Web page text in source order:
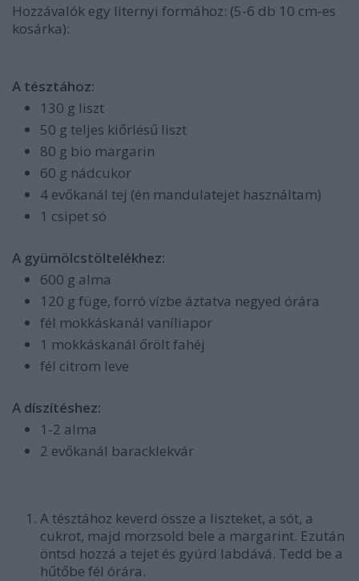
Hozzávalók egy liternyi formához: (5-6 db 10 cm-es
kosárka):
A tésztához:
130 g liszt
50 g teljes kiőrlésű liszt
80 g bio margarin
60 g nádcukor
4 evőkanál tej (én mandulatejet használtam)
1 csipet só
A gyümölcstöltelékhez:
600 g alma
120 g füge, forró vízbe áztatva negyed órára
fél mokkáskanál vaníliapor
1 mokkáskanál őrölt fahéj
fél citrom leve
A díszítéshez:
1-2 alma
2 evőkanál baracklekvár
A tésztához keverd össze a liszteket, a sót, a
cukrot, majd morzsold bele a margarint. Ezután
öntsd hozzá a tejet és gyúrd labdává. Tedd be a
hűtőbe fél órára.